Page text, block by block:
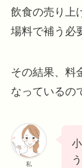
飲食の売り上
場料で補う必
その結果、料
なっているの
私